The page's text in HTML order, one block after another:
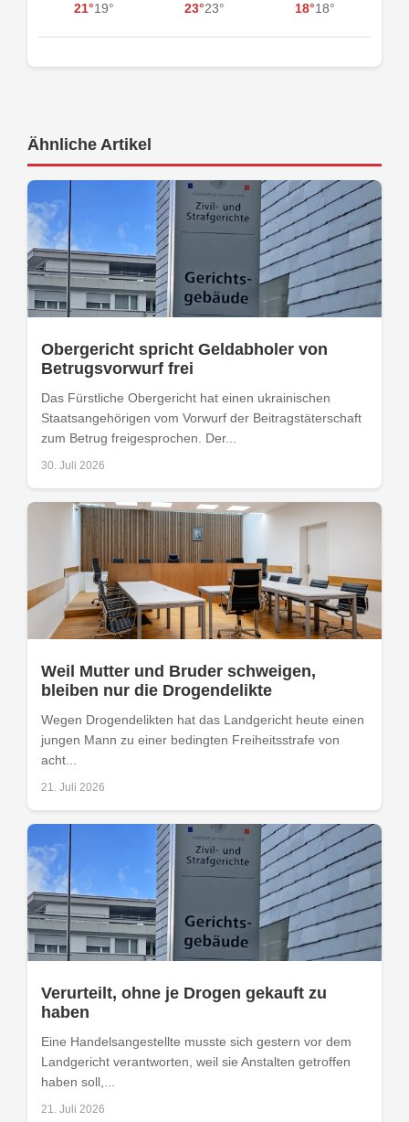
21°19° 23°23° 18°18°
Ähnliche Artikel
Obergericht spricht Geldabholer von
Betrugsvorwurf frei
Das Fürstliche Obergericht hat einen ukrainischen
Staatsangehörigen vom Vorwurf der Beitragstäterschaft
zum Betrug freigesprochen. Der...
30. Juli 2026
Weil Mutter und Bruder schweigen,
bleiben nur die Drogendelikte
Wegen Drogendelikten hat das Landgericht heute einen
jungen Mann zu einer bedingten Freiheitsstrafe von
acht...
21. Juli 2026
Verurteilt, ohne je Drogen gekauft zu
haben
Eine Handelsangestellte musste sich gestern vor dem
Landgericht verantworten, weil sie Anstalten getroffen
haben soll,...
21. Juli 2026